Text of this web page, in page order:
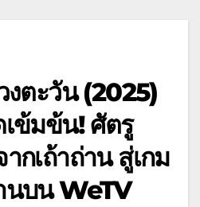
งตะวัน (2025)
ข้มข้น! ศัตรู
กเถ้าถ่าน สู่เกม
บน WeTV